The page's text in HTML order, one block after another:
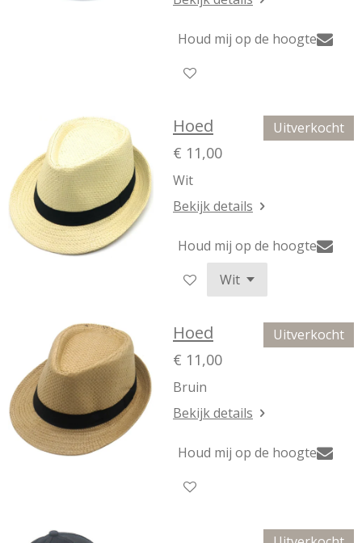
Houd mij op de hoogte
Uitverkocht
Hoed
€ 11,00
Wit
Bekijk details
Houd mij op de hoogte
Uitverkocht
Hoed
€ 11,00
Bruin
Bekijk details
Houd mij op de hoogte